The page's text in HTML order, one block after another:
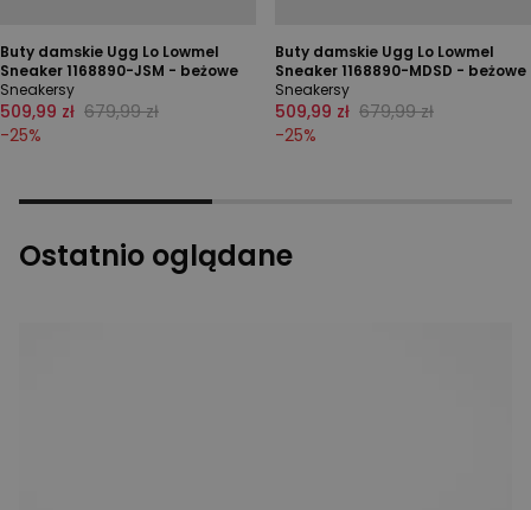
Buty damskie Ugg Lo Lowmel
Sneaker 1168890-JSM - beżowe
Sneakersy
509,99 zł 679,99 zł
-25%
Buty damskie Ugg Lo Lowmel
Sneaker 1168890-MDSD - beżowe
Sneakersy
509,99 zł 679,99 zł
-25%
Ostatnio oglądane